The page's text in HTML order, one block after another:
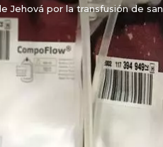
Jehová por la transfusión de